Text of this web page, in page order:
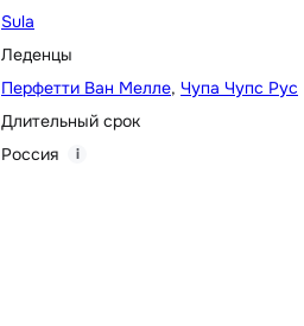
Sula
Леденцы
Перфетти Ван Мелле, Чупа Чупс Рус
Длительный срок
Россия i